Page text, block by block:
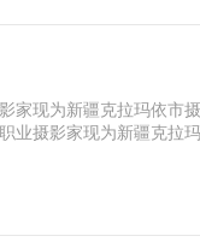
家现为新疆克拉玛依
摄影家现为新疆克拉